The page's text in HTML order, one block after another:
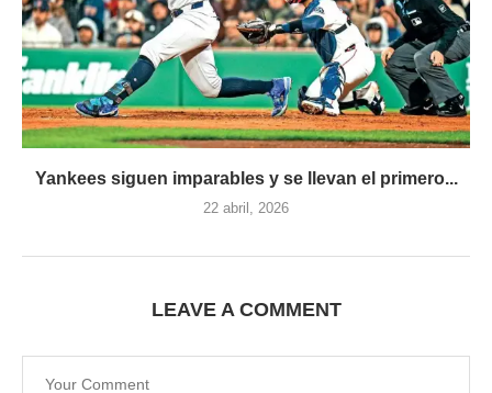
Yankees siguen imparables y se llevan el primero...
22 abril, 2026
LEAVE A COMMENT